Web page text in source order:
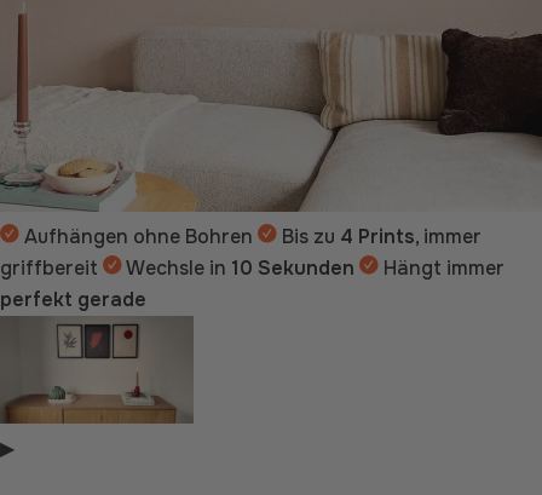
Aufhängen ohne Bohren Bis zu 4 Prints, immer
griffbereit
Wechsle in 10 Sekunden
Hängt immer
perfekt gerade
▶